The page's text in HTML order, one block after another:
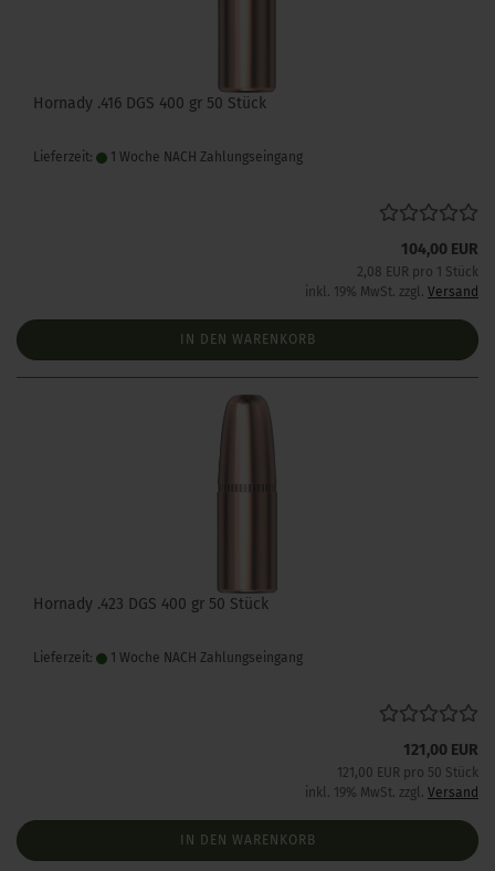
Hornady .416 DGS 400 gr 50 Stück
Lieferzeit: 1 Woche NACH Zahlungseingang
104,00 EUR
2,08 EUR pro 1 Stück
inkl. 19% MwSt. zzgl. Versand
IN DEN WARENKORB
Hornady .423 DGS 400 gr 50 Stück
Lieferzeit: 1 Woche NACH Zahlungseingang
121,00 EUR
121,00 EUR pro 50 Stück
inkl. 19% MwSt. zzgl. Versand
IN DEN WARENKORB